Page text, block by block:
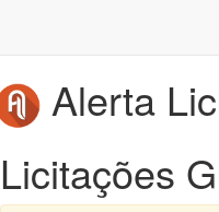
Alerta
Licitações